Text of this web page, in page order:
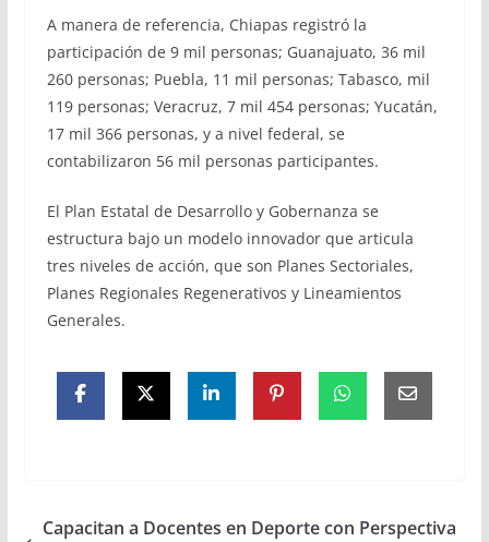
A manera de referencia, Chiapas registró la
participación de 9 mil personas; Guanajuato, 36 mil
260 personas; Puebla, 11 mil personas; Tabasco, mil
119 personas; Veracruz, 7 mil 454 personas; Yucatán,
17 mil 366 personas, y a nivel federal, se
contabilizaron 56 mil personas participantes.
El Plan Estatal de Desarrollo y Gobernanza se
estructura bajo un modelo innovador que articula
tres niveles de acción, que son Planes Sectoriales,
Planes Regionales Regenerativos y Lineamientos
Generales.
Capacitan a Docentes en Deporte con Perspectiva